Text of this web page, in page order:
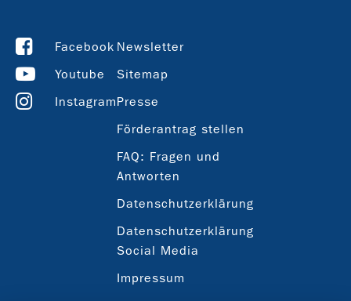
Facebook
Youtube
Instagram
Newsletter
Sitemap
Presse
Förderantrag stellen
FAQ: Fragen und
Antworten
Datenschutzerklärung
Datenschutzerklärung
Social Media
Impressum